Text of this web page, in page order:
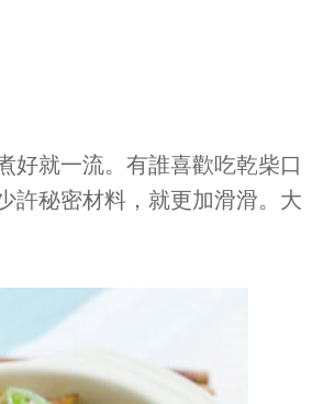
好就一流。有誰喜歡吃乾柴口
許秘密材料，就更加滑滑。大